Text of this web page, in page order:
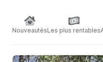
NouveautésLes plus rentables